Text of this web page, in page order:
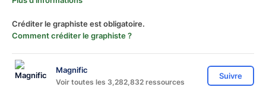
Créditer le graphiste est obligatoire.
Comment créditer le graphiste ?
Magnific
Voir toutes les 3,282,832 ressources
Suivre